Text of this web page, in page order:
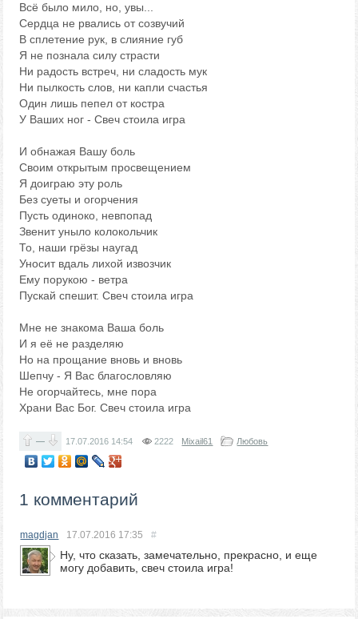
Всё было мило, но, увы...
Сердца не рвались от созвучий
В сплетение рук, в слияние губ
Я не познала силу страсти
Ни радость встреч, ни сладость мук
Ни пылкость слов, ни капли счастья
Один лишь пепел от костра
У Ваших ног - Свеч стоила игра
И обнажая Вашу боль
Своим открытым просвещением
Я доиграю эту роль
Без суеты и огорчения
Пусть одиноко, невпопад
Звенит уныло колокольчик
То, наши грёзы наугад
Уносит вдаль лихой извозчик
Ему порукою - ветра
Пускай спешит. Свеч стоила игра
Мне не знакома Ваша боль
И я её не разделяю
Но на прощание вновь и вновь
Шепчу - Я Вас благословляю
Не огорчайтесь, мне пора
Храни Вас Бог. Свеч стоила игра
— 17.07.2016 14:54 2222 Mixail61 Любовь
1 комментарий
magdjan 17.07.2016 17:35 #
Ну, что сказать, замечательно, прекрасно, и еще
могу добавить, свеч стоила игра!